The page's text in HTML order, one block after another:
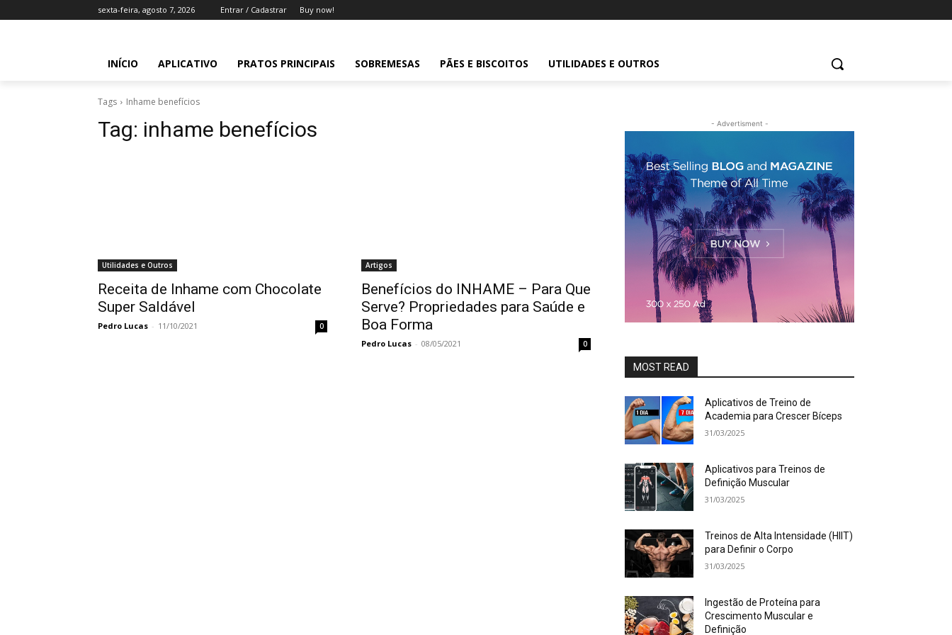
sexta-feira, agosto 7, 2026 Entrar / Cadastrar Buy now!
INÍCIO APLICATIVO PRATOS PRINCIPAIS SOBREMESAS PÃES E BISCOITOS UTILIDADES E OUTROS
Tags Inhame benefícios
Tag: inhame benefícios
Utilidades e Outros
Receita de Inhame com Chocolate
Super Saldável
Pedro Lucas - 11/10/2021 0
Artigos
Benefícios do INHAME – Para Que
Serve? Propriedades para Saúde e
Boa Forma
Pedro Lucas - 08/05/2021 0
- Advertisment -
MOST READ
Aplicativos de Treino de
Academia para Crescer Bíceps
31/03/2025
Aplicativos para Treinos de
Definição Muscular
31/03/2025
Treinos de Alta Intensidade (HIIT)
para Definir o Corpo
31/03/2025
Ingestão de Proteína para
Crescimento Muscular e
Definição